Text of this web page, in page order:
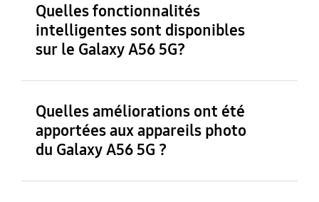
Quelles fonctionnalités
intelligentes sont disponibles
sur le Galaxy A56 5G?
Quelles améliorations ont été
apportées aux appareils photo
du Galaxy A56 5G ?